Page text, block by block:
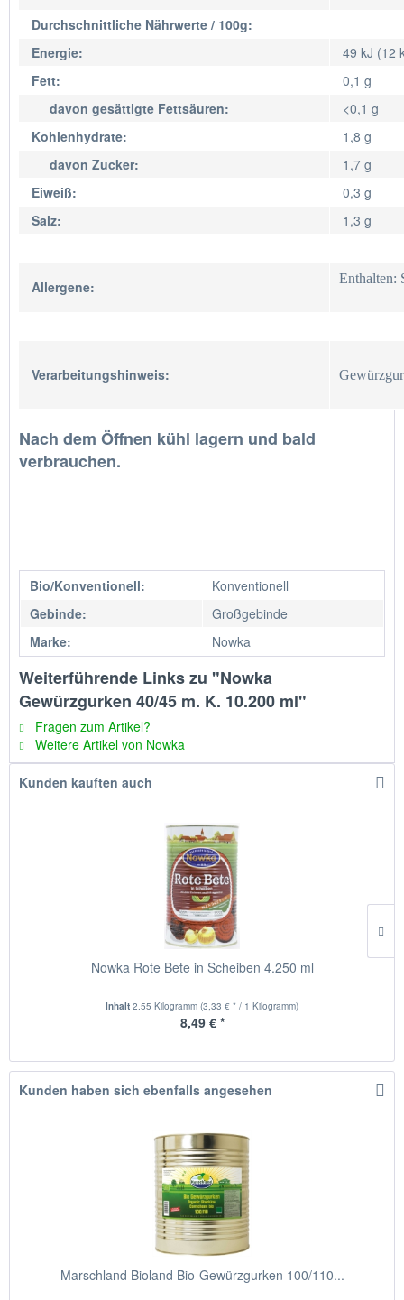
Durchschnittliche Nährwerte / 100g:
Energie:
49 kJ (12
Fett:
0,1 g
davon gesättigte Fettsäuren:
<0,1 g
Kohlenhydrate:
1,8 g
davon Zucker:
1,7 g
Eiweiß:
0,3 g
Salz:
1,3 g
Allergene: Enthalten:
Verarbeitungshinweis:
Nach dem Öffnen kühl lagern und bald
verbrauchen.
Bio/Konventionell:
Konventionell
Gebinde:
Großgebinde
Marke:
Nowka
Weiterführende Links zu "Nowka
Gewürzgurken 40/45 m. K. 10.200 ml"
Fragen zum Artikel?
Weitere Artikel von Nowka
Kunden kauften auch
Nowka Rote Bete in Scheiben 4.250 ml
Inhalt 2.55 Kilogramm (3,33 € * / 1 Kilogramm)
8,49 € *
Kunden haben sich ebenfalls angesehen
Marschland Bioland Bio-Gewürzgurken 100/110...